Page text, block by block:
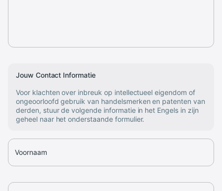
Jouw Contact Informatie
Voor klachten over inbreuk op intellectueel eigendom of
ongeoorloofd gebruik van handelsmerken en patenten van
derden, stuur de volgende informatie in het Engels in zijn
geheel naar het onderstaande formulier.
Voornaam